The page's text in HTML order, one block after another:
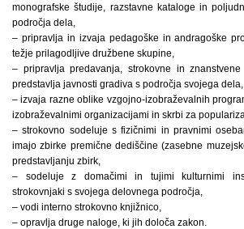
monografske študije, razstavne kataloge in
področja dela,
– pripravlja in izvaja pedagoške in andragoške
težje prilagodljive družbene skupine,
– pripravlja predavanja, strokovne in znanstvene
predstavlja javnosti gradiva s področja svojega dela,
– izvaja razne oblike vzgojno-izobraževalnih
izobraževalnimi organizacijami in skrbi za
– strokovno sodeluje s fizičnimi in pravnimi
imajo zbirke premične dediščine (zasebne
predstavljanju zbirk,
– sodeluje z domačimi in tujimi kulturnimi
strokovnjaki s svojega delovnega področja,
– vodi interno strokovno knjižnico,
– opravlja druge naloge, ki jih določa zakon.